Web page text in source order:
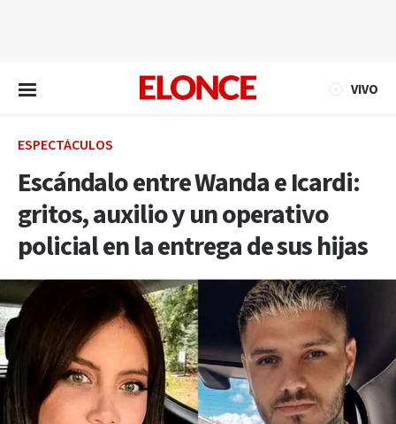
VIVO
ESPECTÁCULOS
Escándalo entre Wanda e Icardi:
gritos, auxilio y un operativo
policial en la entrega de sus hijas